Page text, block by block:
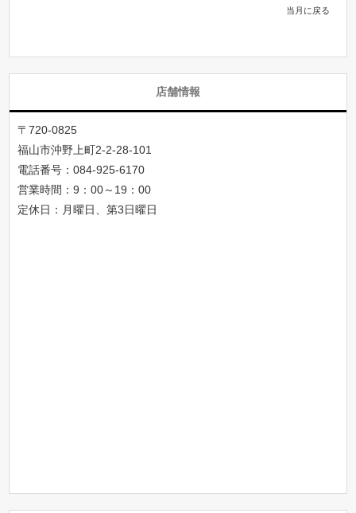
当月に戻る
店舗情報
〒720-0825
福山市沖野上町2-2-28-101
電話番号：084-925-6170
営業時間：9：00～19：00
定休日：月曜日、第3日曜日